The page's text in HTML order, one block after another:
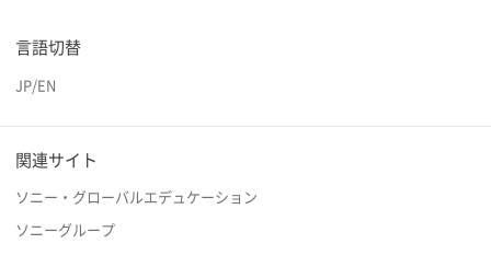
言語切替
JP/EN
関連サイト
ソニー・グローバルエデュケーション
ソニーグループ